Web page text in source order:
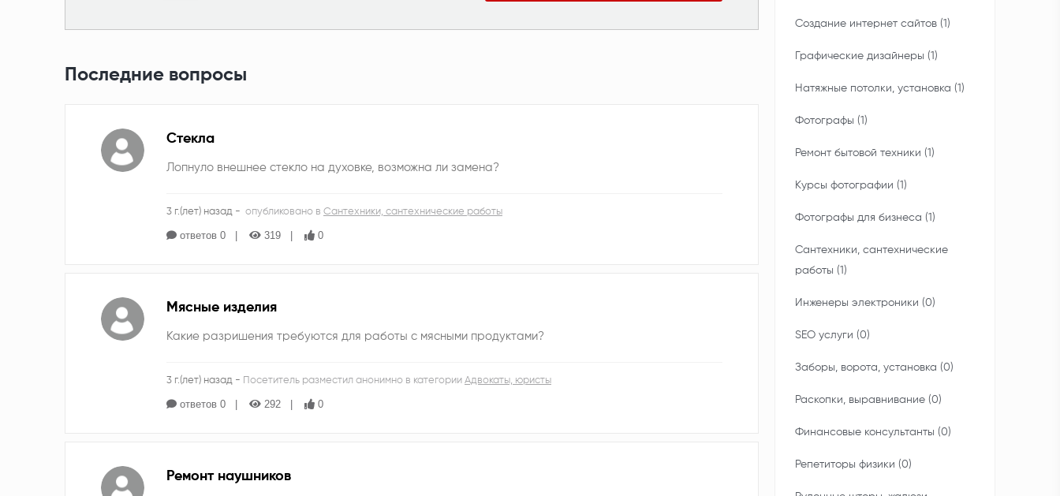
Последние вопросы
Стекла
Лопнуло внешнее стекло на духовке, возможна ли замена?
3 г.(лет) назад - опубликовано в Сантехники, сантехнические работы
ответов 0 319 0
Мясные изделия
Какие разришения требуются для работы с мясными продуктами?
3 г.(лет) назад - Посетитель разместил анонимно в категории Адвокаты, юристы
ответов 0 292 0
Ремонт наушников
Создание интернет сайтов (1)
Графические дизайнеры (1)
Натяжные потолки, установка (1)
Фотографы (1)
Ремонт бытовой техники (1)
Курсы фотографии (1)
Фотографы для бизнеса (1)
Сантехники, сантехнические
работы (1)
Инженеры электроники (0)
SEO услуги (0)
Заборы, ворота, установка (0)
Раскопки, выравнивание (0)
Финансовые консультанты (0)
Репетиторы физики (0)